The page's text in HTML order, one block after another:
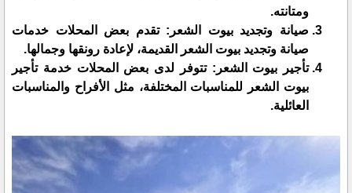
ومتانته.
صيانة وتجديد بيوت الشعر: تقدم بعض المحلات خدمات
صيانة وتجديد بيوت الشعر القديمة، لإعادة رونقها وجمالها.
تأجير بيوت الشعر: تتوفر لدى بعض المحلات خدمة تأجير
بيوت الشعر للمناسبات المختلفة، مثل الأفراح والمناسبات
العائلية.